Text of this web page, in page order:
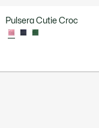
Pulsera Cutie Croc